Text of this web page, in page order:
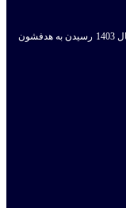
به امید فردایی بهتر! ربوچیپی ها همچنان هستند و در سال 1403 رسیدن به هدفشون